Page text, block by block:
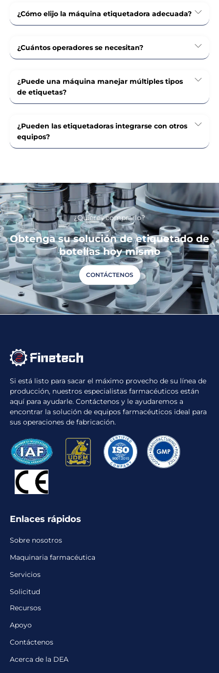
¿Cómo elijo la máquina etiquetadora adecuada?
¿Cuántos operadores se necesitan?
¿Puede una máquina manejar múltiples tipos
de etiquetas?
¿Pueden las etiquetadoras integrarse con otros
equipos?
¿Quieres comprarlo?
Obtenga su solución de etiquetado de
botellas hoy mismo
CONTÁCTENOS
Si está listo para sacar el máximo provecho de su línea de
producción, nuestros especialistas farmacéuticos están
aquí para ayudarle. Contáctenos y le ayudaremos a
encontrar la solución de equipos farmacéuticos ideal para
sus operaciones de fabricación.
Enlaces rápidos
Sobre nosotros
Maquinaria farmacéutica
Servicios
Solicitud
Recursos
Apoyo
Contáctenos
Acerca de la DEA